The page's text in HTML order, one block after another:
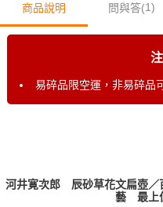
商品說明 問與答(1)
易碎品限空運，非易碎品
河井寛次郎 辰砂草花文扁壺
藝 最上